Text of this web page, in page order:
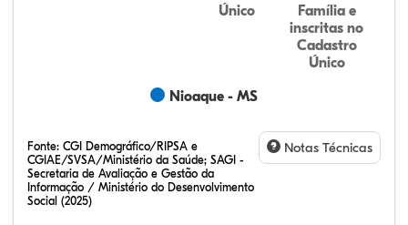
Nioaque - MS
Único
Família e
inscritas no
Cadastro
Único
Fonte: CGI Demográfico/RIPSA e
CGIAE/SVSA/Ministério da Saúde; SAGI -
Secretaria de Avaliação e Gestão da
Informação / Ministério do Desenvolvimento
Social (2025)
Notas Técnicas